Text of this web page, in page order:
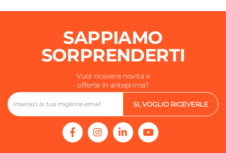
SAPPIAMO
SORPRENDERTI
Vuoi ricevere novità e
offerte in anteprima?
SI, VOGLIO RICEVERLE